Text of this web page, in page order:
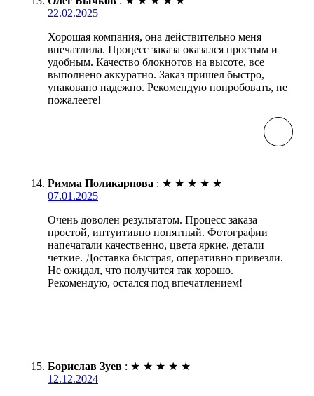
22.02.2025
Хорошая компания, она действительно меня
впечатлила. Процесс заказа оказался простым и
удобным. Качество блокнотов на высоте, все
выполнено аккуратно. Заказ пришел быстро,
упаковано надежно. Рекомендую попробовать, не
пожалеете!
Римма Поликарпова : ★ ★ ★ ★ ★
07.01.2025
Очень доволен результатом. Процесс заказа
простой, интуитивно понятный. Фотографии
напечатали качественно, цвета яркие, детали
четкие. Доставка быстрая, оперативно привезли.
Не ожидал, что получится так хорошо.
Рекомендую, остался под впечатлением!
Борислав Зуев : ★ ★ ★ ★ ★
12.12.2024